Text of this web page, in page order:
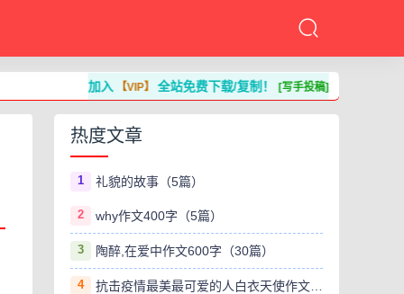
加入【VIP】 全站免费下载/复制！ [写手投稿]
热度文章
1 礼貌的故事（5篇）
2 why作文400字（5篇）
3 陶醉,在爱中作文600字（30篇）
4 抗击疫情最美最可爱的人白衣天使作文800字（8篇）